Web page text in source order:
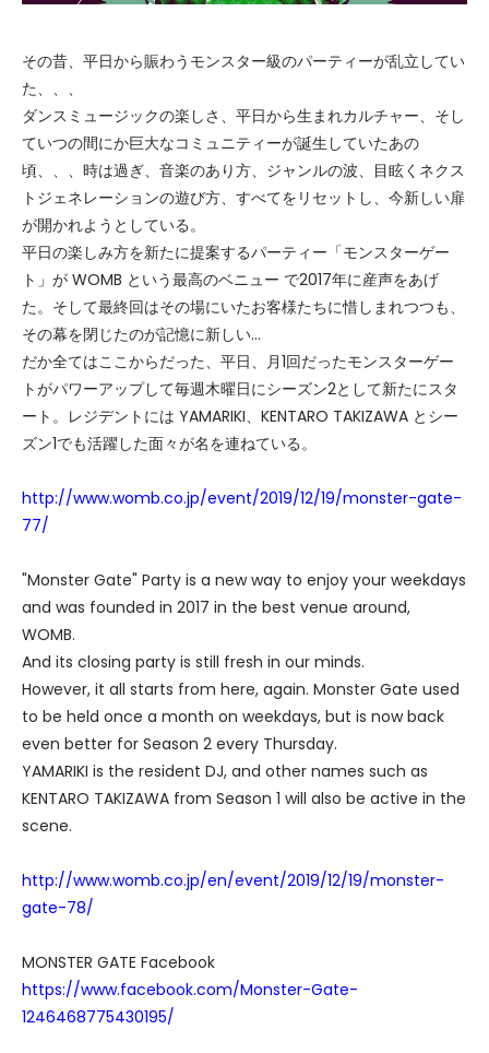
その昔、平日から賑わうモンスター級のパーティーが乱立してい
た、、、
ダンスミュージックの楽しさ、平日から生まれカルチャー、そし
ていつの間にか巨大なコミュニティーが誕生していたあの
頃、、、時は過ぎ、音楽のあり方、ジャンルの波、目眩くネクス
トジェネレーションの遊び方、すべてをリセットし、今新しい扉
が開かれようとしている。
平日の楽しみ方を新たに提案するパーティー「モンスターゲー
ト」が WOMB という最高のベニュー で2017年に産声をあげ
た。そして最終回はその場にいたお客様たちに惜しまれつつも、
その幕を閉じたのが記憶に新しい…
だか全てはここからだった、平日、月1回だったモンスターゲー
トがパワーアップして毎週木曜日にシーズン2として新たにスタ
ート。レジデントには YAMARIKI、KENTARO TAKIZAWA とシー
ズン1でも活躍した面々が名を連ねている。
http://www.womb.co.jp/event/2019/12/19/monster-gate-
77/
"Monster Gate" Party is a new way to enjoy your weekdays
and was founded in 2017 in the best venue around,
WOMB.
And its closing party is still fresh in our minds.
However, it all starts from here, again. Monster Gate used
to be held once a month on weekdays, but is now back
even better for Season 2 every Thursday.
YAMARIKI is the resident DJ, and other names such as
KENTARO TAKIZAWA from Season 1 will also be active in the
scene.
http://www.womb.co.jp/en/event/2019/12/19/monster-
gate-78/
MONSTER GATE Facebook
https://www.facebook.com/Monster-Gate-
1246468775430195/